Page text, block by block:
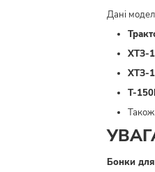
Дані
ХТЗ-
ХТЗ-
Т-
Також
Бонки